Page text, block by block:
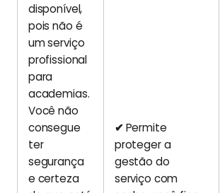
disponível,
pois não é
um serviço
profissional
para
academias.
Você não
consegue
ter
segurança
e certeza
✔Permite
proteger a
gestão do
serviço com